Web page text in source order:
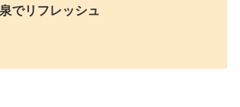
でリフレッシュ